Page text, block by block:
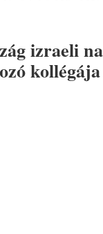
izraeli